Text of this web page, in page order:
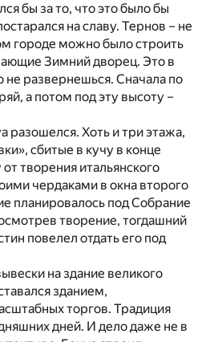
бы за то, что это было бы
на славу. Тернов – не
городе можно было строить
Зимний дворец. Это в
не развернешься. Сначала по
а потом под эту высоту –
разошелся. Хоть и три этажа,
сбитые в кучу в конце
творения итальянского
чердаками в окна второго
планировалось под Собрание
творение, тогдашний
повелел отдать его под
на здание великого
зданием,
торгов. Традиция
дней. И дело даже не в